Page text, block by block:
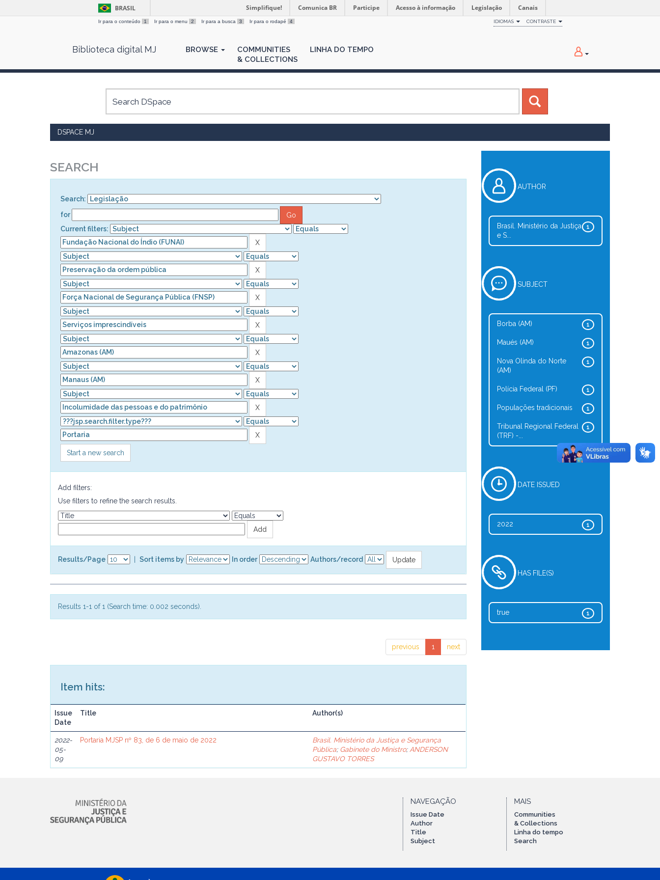
BRASIL Simplifique! Comunica BR Participe Acesso à informação Legislação Canais
Ir para o conteúdo 1 Ir para o menu 2 Ir para a busca 3 Ir para o rodapé 4 IDIOMAS CONTRASTE
Biblioteca digital MJ BROWSE
COMMUNITIES
& COLLECTIONS
LINHA DO TEMPO
DSPACE MJ
SEARCH
Search:
for
Current filters:
Start a new search
Add filters:
Use filters to refine the search results.
Results/Page Sort items by In order Authors/record
Results 1-1 of 1 (Search time: 0.002 seconds).
previous 1 next
Item hits:
Issue
Date
Title Author(s)
2022-
05-
09
Portaria MJSP nº 83, de 6 de maio de 2022
Brasil. Ministério da Justiça e Segurança
Pública; Gabinete do Ministro; ANDERSON
GUSTAVO TORRES
AUTHOR
1
Brasil. Ministério da Justiça
e S...
SUBJECT
1
Borba (AM)
1
Maués (AM)
1
Nova Olinda do Norte
(AM)
1
Polícia Federal (PF)
1
Populações tradicionais
1
Tribunal Regional Federal
(TRF) -...
DATE ISSUED
1
2022
HAS FILE(S)
1
true
NAVEGAÇÃO
Issue Date
Author
Title
Subject
MAIS
Communities
& Collections
Linha do tempo
Search